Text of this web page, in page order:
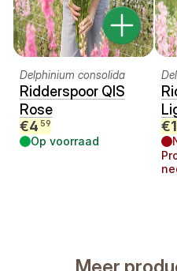
Delphinium consolida
Ridderspoor QIS
Rose
€4 59
Op voorraad
€1